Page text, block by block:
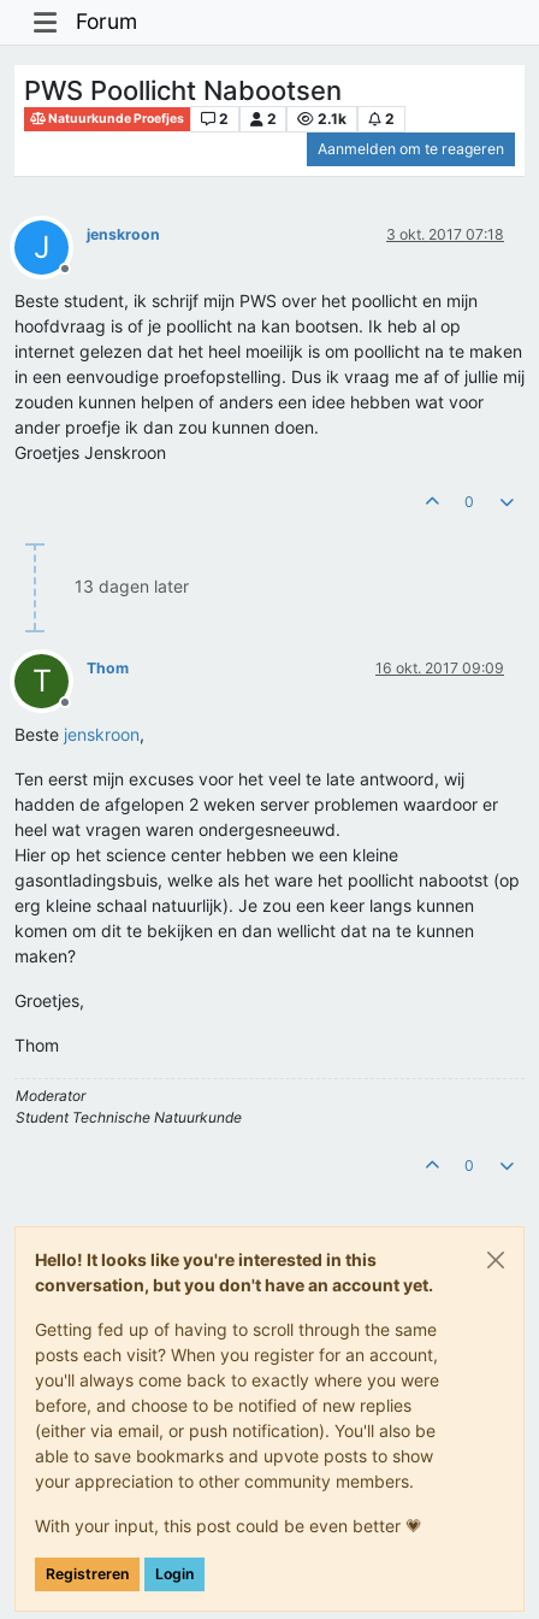
Forum
PWS Poollicht Nabootsen
Natuurkunde Proefjes 2 2 2.1k
2
Aanmelden om te reageren
J
Offline
jenskroon 3 okt. 2017 07:18
Beste student, ik schrijf mijn PWS over het poollicht en mijn
hoofdvraag is of je poollicht na kan bootsen. Ik heb al op
internet gelezen dat het heel moeilijk is om poollicht na te maken
in een eenvoudige proefopstelling. Dus ik vraag me af of jullie mij
zouden kunnen helpen of anders een idee hebben wat voor
ander proefje ik dan zou kunnen doen.
Groetjes Jenskroon
0
13 dagen later
T
Offline
Thom 16 okt. 2017 09:09
Beste jenskroon,
Ten eerst mijn excuses voor het veel te late antwoord, wij
hadden de afgelopen 2 weken server problemen waardoor er
heel wat vragen waren ondergesneeuwd.
Hier op het science center hebben we een kleine
gasontladingsbuis, welke als het ware het poollicht nabootst (op
erg kleine schaal natuurlijk). Je zou een keer langs kunnen
komen om dit te bekijken en dan wellicht dat na te kunnen
maken?
Groetjes,
Thom
Moderator
Student Technische Natuurkunde
0
Hello! It looks like you're interested in this
conversation, but you don't have an account yet.
Getting fed up of having to scroll through the same
posts each visit? When you register for an account,
you'll always come back to exactly where you were
before, and choose to be notified of new replies
(either via email, or push notification). You'll also be
able to save bookmarks and upvote posts to show
your appreciation to other community members.
With your input, this post could be even better 💗
Registreren Login